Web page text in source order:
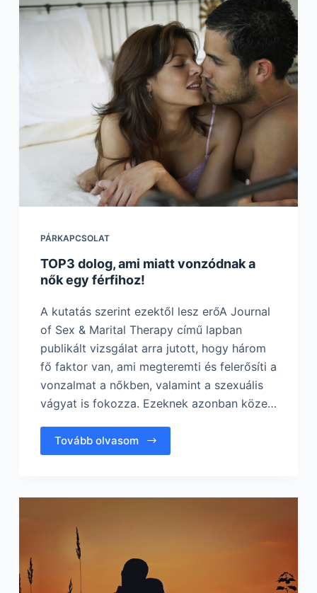
PÁRKAPCSOLAT
TOP3 dolog, ami miatt vonzódnak a
nők egy férfihoz!
A kutatás szerint ezektől lesz erőA Journal
of Sex & Marital Therapy című lapban
publikált vizsgálat arra jutott, hogy három
fő faktor van, ami megteremti és felerősíti a
vonzalmat a nőkben, valamint a szexuális
vágyat is fokozza. Ezeknek azonban köze…
Tovább olvasom